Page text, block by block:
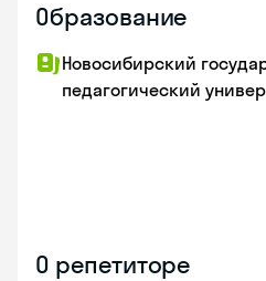
Образование
Новосибирский
педагогический
О репетиторе